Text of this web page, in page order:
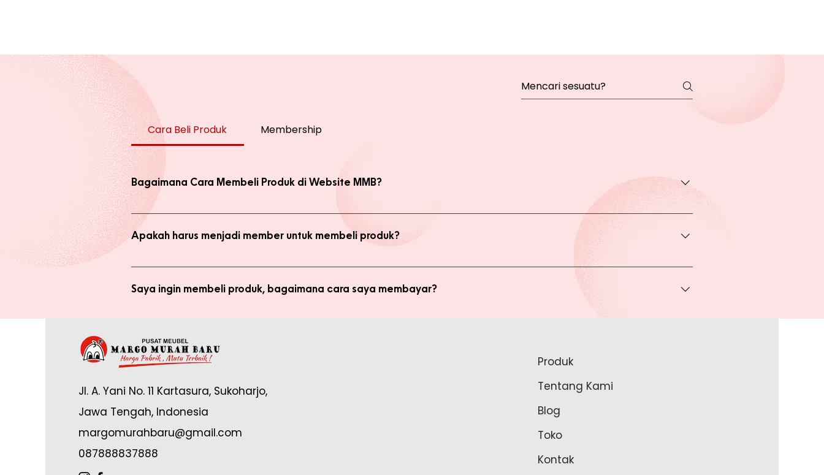
Cara Beli Produk Membership
Bagaimana Cara Membeli Produk di Website MMB?
Ada 2 jenis produk yang ada di website, yaitu produk Member dan Non Member. Anda bisa melakukan transaksi pada halaman Produk
Apakah harus menjadi member untuk membeli produk?
Anda tidak perlu bergabung menjadi member untuk membeli produk MMB. Tetapi ada keuntungan yang bisa Anda dapatkan apabila
Saya ingin membeli produk, bagaimana cara saya membayar?
yang tertulis dan konfirmasikan kepada Admin.
Saya sudah jadi member tapi tidak bisa login ke Produk Member, apa yang harus saya lakukan?
Admin di: https://wa.me/6287888837888 Tunggu waktu 24-48 jam untuk proses pembaruan data sebelum Anda memulai untuk transaksi
Jl. A. Yani No. 11 Kartasura, Sukoharjo,
Jawa Tengah, Indonesia
margomurahbaru@gmail.com
087888837888
Produk
Tentang Kami
Blog
Toko
Kontak